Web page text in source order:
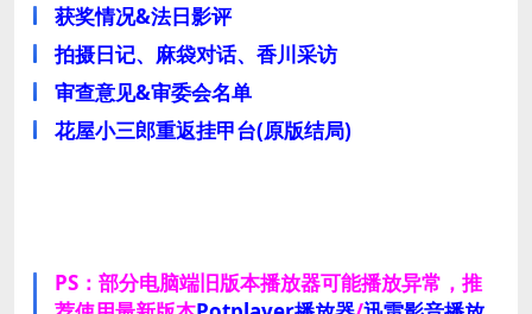
获奖情况&法日影评
拍摄日记、麻袋对话、香川采访
审查意见&审委会名单
花屋小三郎重返挂甲台(原版结局)
PS：部分电脑端旧版本播放器可能播放异常，推